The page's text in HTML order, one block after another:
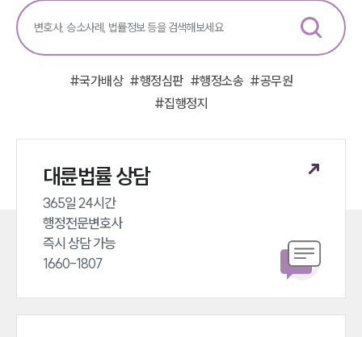
#국가배상 #행정심판 #행정소송 #공무원
#집행정지
대륜법률 상담
365일 24시간
행정전문변호사
즉시 상담 가능
1660-1807